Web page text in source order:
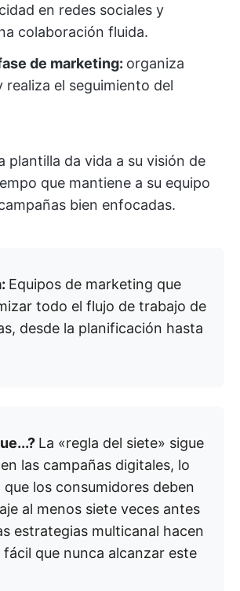
en redes sociales y
colaboración fluida.
de marketing: organiza
realiza el seguimiento del
plantilla da vida a su visión de
que mantiene a su equipo
bien enfocadas.
Equipos de marketing que
todo el flujo de trabajo de
desde la planificación hasta
La «regla del siete» sigue
las campañas digitales, lo
que los consumidores deben
al menos siete veces antes
estrategias multicanal hacen
fácil que nunca alcanzar este